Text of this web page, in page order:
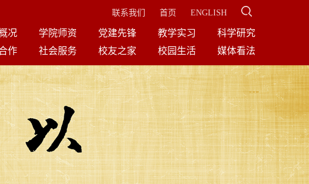
联系我们 首页 ENGLISH
况 学院师资 党建先锋 教学实习
科学研究
作
社会服务 校友之家 校园生活 媒体看法